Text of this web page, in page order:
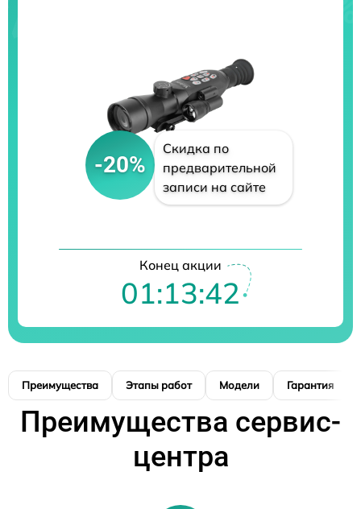
-20%
Скидка по
предварительной
записи на сайте
Конец акции
01:13:41
Преимущества Этапы работ Модели Гарантия
Преимущества сервис-
центра